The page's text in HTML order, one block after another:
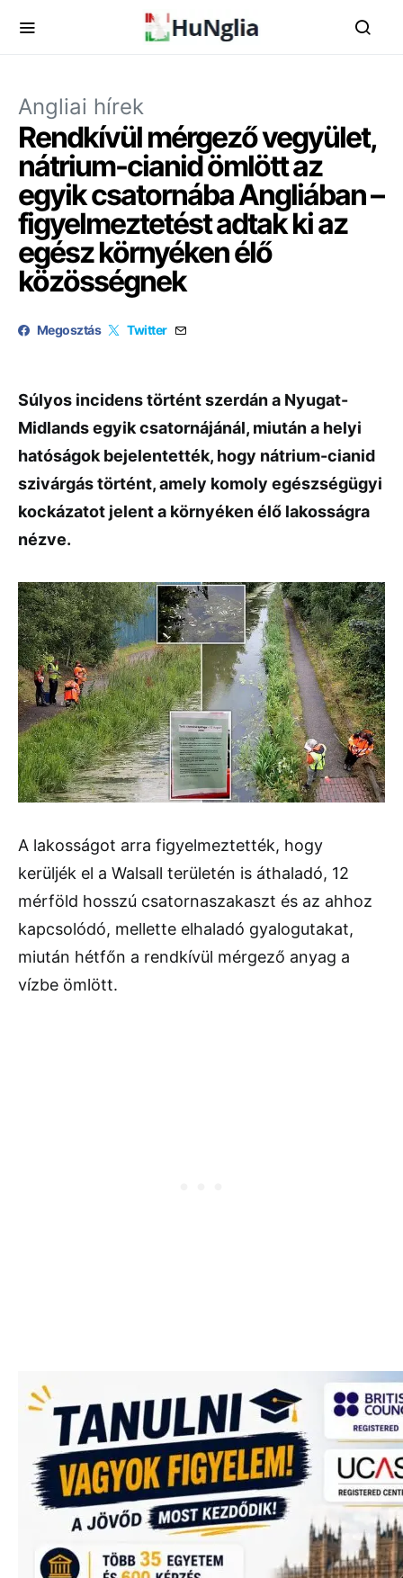
Angliai hírek
Rendkívül mérgező vegyület,
nátrium-cianid ömlött az
egyik csatornába Angliában –
figyelmeztetést adtak ki az
egész környéken élő
közösségnek
Megosztás Twitter
Súlyos incidens történt szerdán a Nyugat-
Midlands egyik csatornájánál, miután a helyi
hatóságok bejelentették, hogy nátrium-cianid
szivárgás történt, amely komoly egészségügyi
kockázatot jelent a környéken élő lakosságra
nézve.
A lakosságot arra figyelmeztették, hogy
kerüljék el a Walsall területén is áthaladó, 12
mérföld hosszú csatornaszakaszt és az ahhoz
kapcsolódó, mellette elhaladó gyalogutakat,
miután hétfőn a rendkívül mérgező anyag a
vízbe ömlött.